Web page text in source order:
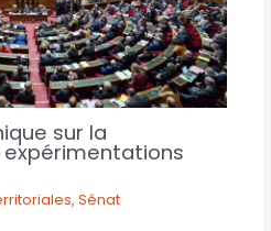
sur la
,Sénat